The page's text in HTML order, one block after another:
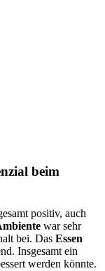
beim
positiv, auch
war sehr
bei. Das Essen
Insgesamt ein
werden könnte.